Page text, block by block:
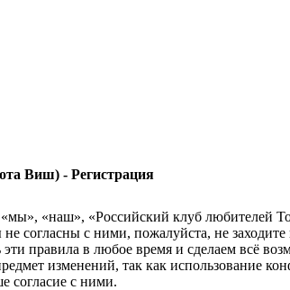
Виш) - Регистрация
«наш», «Российский клуб любителей
согласны с ними, пожалуйста, не
правила в любое время и сделаем всё
изменений, так как использование
согласие с ними.